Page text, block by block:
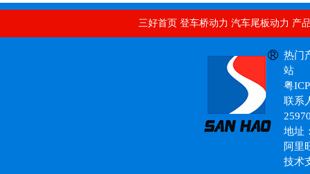
二通式单向阀 80L液压升降阀 汽车
自动汽车直流动力单元
三好首页 登车桥动力 汽车尾板动力 产
热门
站
粤
联系
地址
阿里
技术